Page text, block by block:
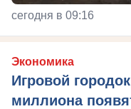
сегодня в 09:16
Экономика
Игровой
миллиона